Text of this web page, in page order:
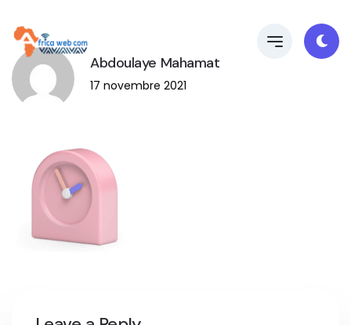
Abdoulaye Mahamat
17 novembre 2021